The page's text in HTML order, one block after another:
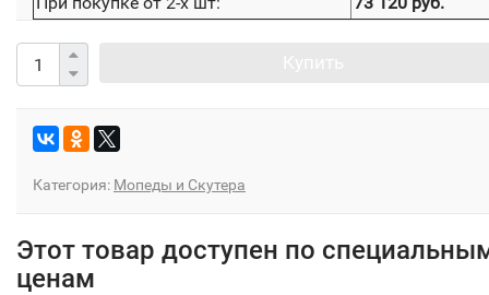
Категория: Мопеды и Скутера
Этот товар доступен по
ценам